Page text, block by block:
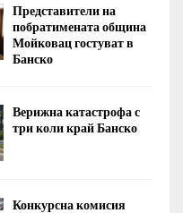
Представители на
побратимената община
Мойковац гостуват в
Банско
Верижна катастрофа с
три коли край Банско
Конкурсна комисия